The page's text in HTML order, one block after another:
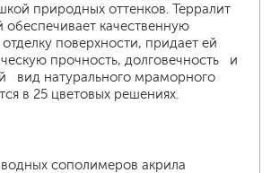
природных оттенков. Терралит
обеспечивает качественную
поверхности, придает ей
прочность, долговечность и
вид натурального мраморного
в 25 цветовых решениях.
сополимеров акрила